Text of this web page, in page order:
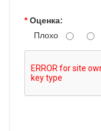
Оценка:
Плохо